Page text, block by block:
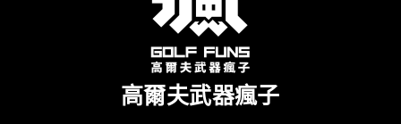
高爾夫武器瘋子